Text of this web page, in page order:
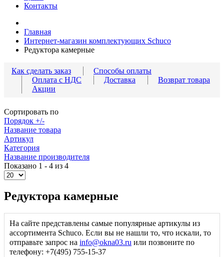
Контакты
Главная
Интернет-магазин комплектующих Schuco
Редуктора камерные
Как сделать заказ
Способы оплаты
Оплата с НДС
Доставка
Возврат товара
Акции
Сортировать по
Порядок +/-
Название товара
Артикул
Категория
Название производителя
Показано 1 - 4 из 4
Редуктора камерные
На сайте представлены самые популярные артикулы из
ассортимента Schuco. Если вы не нашли то, что искали, то
отправьте запрос на info@okna03.ru или позвоните по
телефону: +7(495) 755-15-37